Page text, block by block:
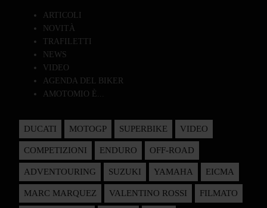
ARTICOLI
NOVITÀ
TRAFILETTI
NEWS
VIDEO
AGENDA DEL BIKER
AMOTOMIO È...
DUCATI MOTOGP SUPERBIKE VIDEO
COMPETIZIONI ENDURO OFF-ROAD
ADVENTOURING SUZUKI YAMAHA EICMA
MARC MARQUEZ VALENTINO ROSSI FILMATO